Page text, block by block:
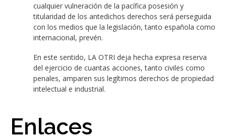
cualquier vulneración de la pacífica posesión y
titularidad de los antedichos derechos será perseguida
con los medios que la legislación, tanto española como
internacional, prevén.
En este sentido, LA OTRI deja hecha expresa reserva
del ejercicio de cuantas acciones, tanto civiles como
penales, amparen sus legítimos derechos de propiedad
intelectual e industrial.
Enlaces